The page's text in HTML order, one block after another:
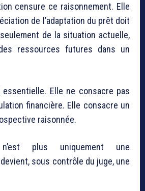
censure ce raisonnement. Elle
de l’adaptation du prêt doit
de la situation actuelle,
ressources futures dans un
Elle ne consacre pas
financière. Elle consacre un
raisonnée.
plus uniquement une
sous contrôle du juge, une